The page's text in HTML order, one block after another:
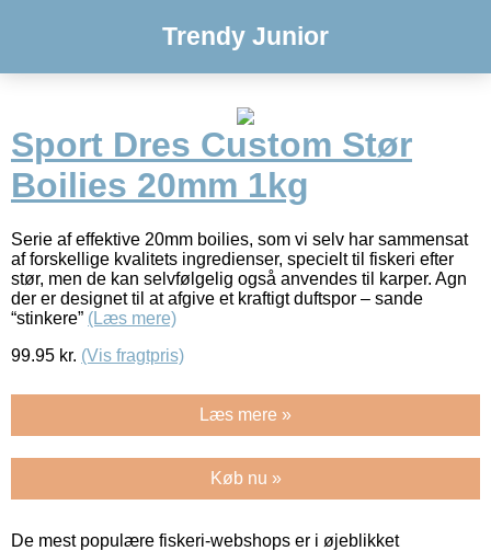
Trendy Junior
Sport Dres Custom Stør
Boilies 20mm 1kg
Serie af effektive 20mm boilies, som vi selv har sammensat
af forskellige kvalitets ingredienser, specielt til fiskeri efter
stør, men de kan selvfølgelig også anvendes til karper. Agn
der er designet til at afgive et kraftigt duftspor – sande
“stinkere” (Læs mere)
99.95 kr. (Vis fragtpris)
Læs mere »
Køb nu »
De mest populære fiskeri-webshops er i øjeblikket